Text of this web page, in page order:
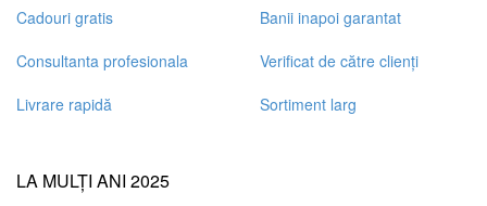
Cadouri gratis
Banii inapoi garantat
Consultanta profesionala
Verificat de către clienți
Livrare rapidă
Sortiment larg
LA MULȚI ANI 2025